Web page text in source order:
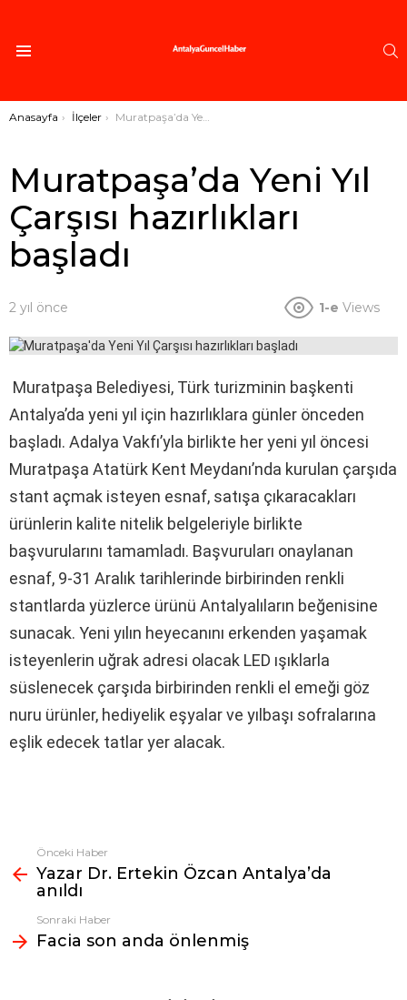
Buradasınız:
Anasayfa İlçeler Muratpaşa’da Yeni Yıl Çarşısı hazırlıkları başladı
Muratpaşa’da Yeni Yıl
Çarşısı hazırlıkları
başladı
2 yıl önce 1-e Views
Muratpaşa Belediyesi, Türk turizminin başkenti
Antalya’da yeni yıl için hazırlıklara günler önceden
başladı. Adalya Vakfı’yla birlikte her yeni yıl öncesi
Muratpaşa Atatürk Kent Meydanı’nda kurulan çarşıda
stant açmak isteyen esnaf, satışa çıkaracakları
ürünlerin kalite nitelik belgeleriyle birlikte
başvurularını tamamladı. Başvuruları onaylanan
esnaf, 9-31 Aralık tarihlerinde birbirinden renkli
stantlarda yüzlerce ürünü Antalyalıların beğenisine
sunacak. Yeni yılın heyecanını erkenden yaşamak
isteyenlerin uğrak adresi olacak LED ışıklarla
süslenecek çarşıda birbirinden renkli el emeği göz
nuru ürünler, hediyelik eşyalar ve yılbaşı sofralarına
eşlik edecek tatlar yer alacak.
Fazlasına
bak
Önceki Haber
Yazar Dr. Ertekin Özcan Antalya’da
anıldı
Sonraki Haber
Facia son anda önlenmiş